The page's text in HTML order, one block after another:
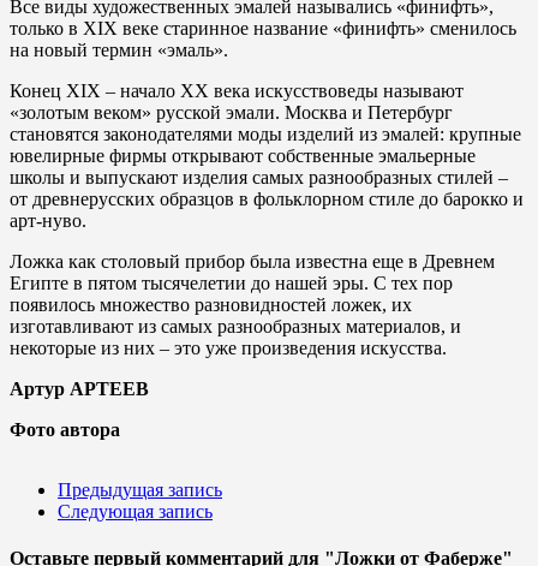
Все виды художественных эмалей назывались «финифть»,
только в XIX веке старинное название «финифть» сменилось
на новый термин «эмаль».
Конец XIX – начало ХХ века искусствоведы называют
«золотым веком» русской эмали. Москва и Петербург
становятся законодателями моды изделий из эмалей: крупные
ювелирные фирмы открывают собственные эмальерные
школы и выпускают изделия самых разнообразных стилей –
от древнерусских образцов в фольклорном стиле до барокко и
арт-нуво.
Ложка как столовый прибор была известна еще в Древнем
Египте в пятом тысячелетии до нашей эры. С тех пор
появилось множество разновидностей ложек, их
изготавливают из самых разнообразных материалов, и
некоторые из них – это уже произведения искусства.
Артур АРТЕЕВ
Фото автора
Предыдущая запись
Следующая запись
Оставьте первый комментарий для "Ложки от Фаберже"